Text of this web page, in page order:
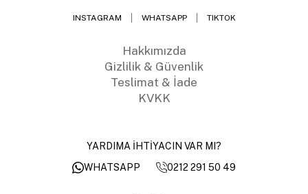
INSTAGRAM WHATSAPP TIKTOK
Hakkımızda
Gizlilik & Güvenlik
Teslimat & İade
KVKK
YARDIMA İHTİYACIN VAR MI?
WHATSAPP
0212 291 50 49